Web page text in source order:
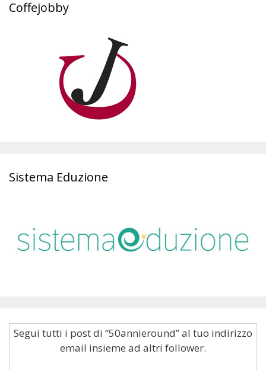
Coffejobby
Sistema Eduzione
Segui tutti i post di “50annieround” al tuo indirizzo
email insieme ad altri follower.